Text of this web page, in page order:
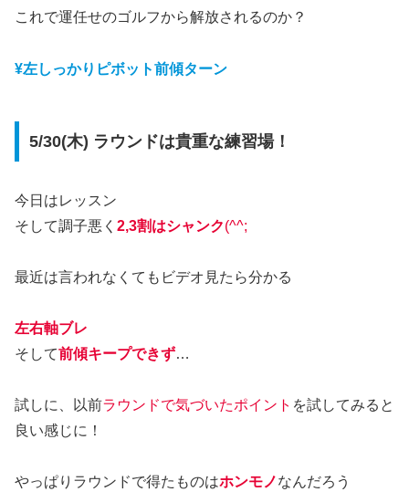
これで運任せのゴルフから解放されるのか？
¥左しっかりピボット前傾ターン
5/30(木) ラウンドは貴重な練習場！
今日はレッスン
そして調子悪く 2,3割はシャンク(^^;
最近は言われなくてもビデオ見たら分かる
左右軸ブレ
そして前傾キープできず…
試しに、以前ラウンドで気づいたポイント を試してみると
良い感じに！
やっぱりラウンドで得たものはホンモノなんだろう